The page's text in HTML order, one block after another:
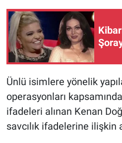
Ünlü isimlere yönelik
operasyonları
ifadeleri alınan Kenan
savcılık ifadelerine ilişkin